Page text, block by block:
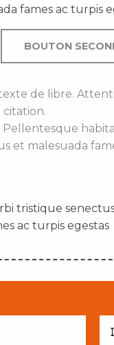
fames ac turpis
BOUTON
de libre.
et malesuada
tristique
ac turpis egestas